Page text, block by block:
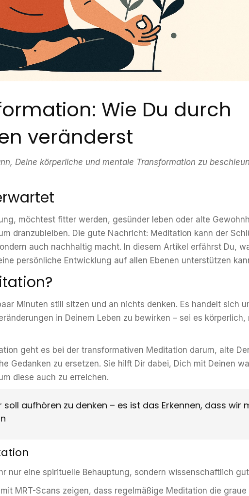
Wie Du durch
veränderst
Deine körperliche und mentale Transformation zu
möchtest fitter werden, gesünder leben oder alte
dranzubleiben. Die gute Nachricht: Meditation kann der
auch nachhaltig macht. In diesem Artikel erfährst Du,
persönliche Entwicklung auf allen Ebenen unterstützen
Minuten still sitzen und an nichts denken. Es handelt sich
in Deinem Leben zu bewirken – sei es körperlich,
geht es bei der transformativen Meditation darum, alte
Gedanken zu ersetzen. Sie hilft Dir dabei, Dich mit Deinen
diese auch zu erreichen.
aufhören zu denken – es ist das Erkennen, dass wir
nur eine spirituelle Behauptung, sondern wissenschaftlich
MRT-Scans zeigen, dass regelmäßige Meditation die graue